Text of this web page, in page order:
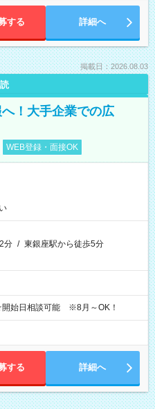
する 詳細へ
掲載日：2026.08.03
！大手企業での広
WEB登録・面接OK
分 / 東銀座駅から徒歩5分
始日相談可能 ※8月～OK！
する 詳細へ